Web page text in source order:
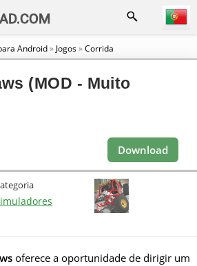
Android» Jogos»Corrida
(MOD - Muito
Download
oferece a oportunidade de dirigir um